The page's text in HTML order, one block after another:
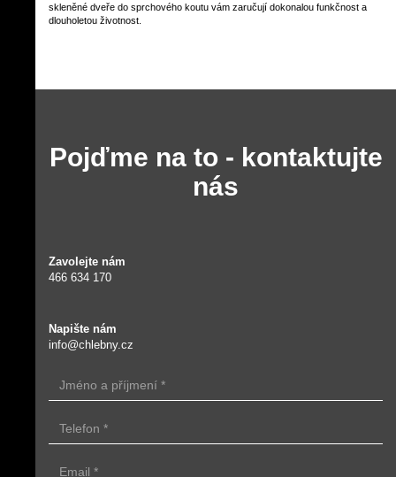
skleněné dveře do sprchového koutu vám zaručují dokonalou funkčnost a
dlouholetou životnost.
Pojďme na to - kontaktujte
nás
Zavolejte nám
466 634 170
Napište nám
info@chlebny.cz